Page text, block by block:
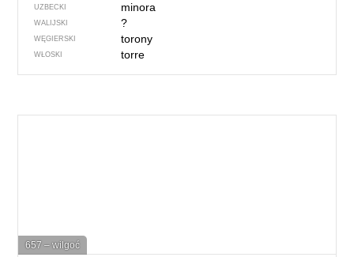
UZBECKI minora
WALIJSKI ?
WĘGIERSKI torony
WŁOSKI torre
657 – wilgoć